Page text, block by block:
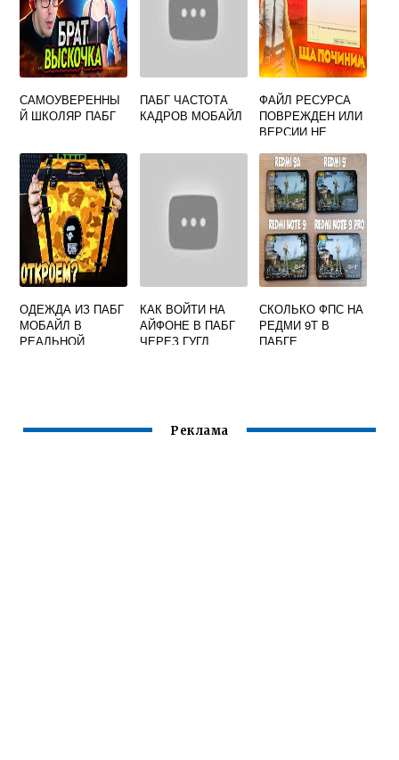
САМОУВЕРЕННЫ
Й ШКОЛЯР ПАБГ
ПАБГ ЧАСТОТА
КАДРОВ МОБАЙЛ
ФАЙЛ РЕСУРСА
ПОВРЕЖДЕН ИЛИ
ВЕРСИИ НЕ
PUBG
ОДЕЖДА ИЗ ПАБГ
МОБАЙЛ В
РЕАЛЬНОЙ
КАК ВОЙТИ НА
АЙФОНЕ В ПАБГ
ЧЕРЕЗ ГУГЛ
СКОЛЬКО ФПС НА
РЕДМИ 9Т В
ПАБГЕ
Реклама